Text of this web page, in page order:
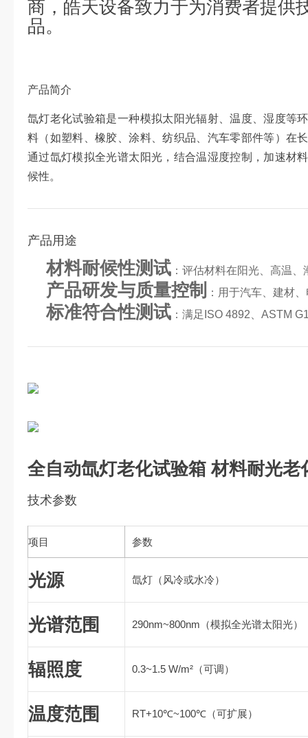
商，皓天设备致力于为消费者提供
品。
产品简介
氙灯老化试验箱是一种模拟太阳光辐射、温度、湿度等
料（如塑料、橡胶、涂料、纺织品、汽车零部件等）在
通过氙灯模拟全光谱太阳光，结合温湿度控制，加速材
候性。
产品用途
材料耐候性测试 ：评估材料在阳光、高温
产品研发与质量控制 ：用于汽车、建材
标准符合性测试 ：满足ISO 4892、ASTM
全自动氙灯老化试验箱 材料耐光老
技术参数
项目 参数
光源 氙灯（风冷或水冷）
光谱范围 290nm~800nm（模拟全光谱太阳光）
辐照度 0.3~1.5 W/m²（可调）
温度范围 RT+10℃~100℃（可扩展）